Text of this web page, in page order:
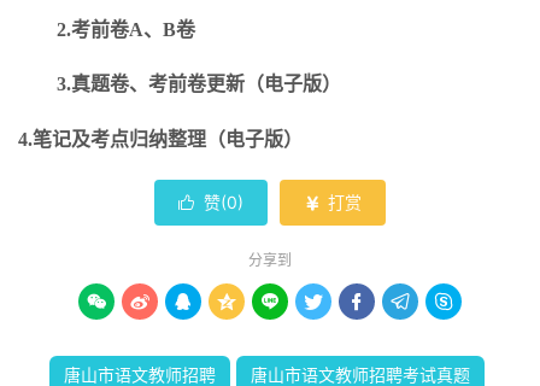
2.考前卷A、B卷
3.真题卷、考前卷更新（电子版）
4.笔记及考点归纳整理（电子版）
 赞(0)  打赏
分享到
        
唐山市语文教师招聘 唐山市语文教师招聘考试真题